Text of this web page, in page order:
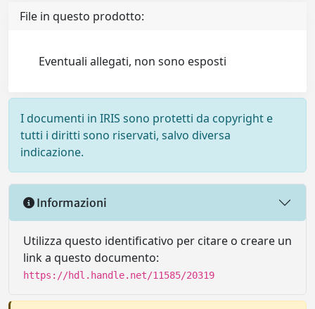
File in questo prodotto:
Eventuali allegati, non sono esposti
I documenti in IRIS sono protetti da copyright e
tutti i diritti sono riservati, salvo diversa
indicazione.
Informazioni
Utilizza questo identificativo per citare o creare un
link a questo documento:
https://hdl.handle.net/11585/20319